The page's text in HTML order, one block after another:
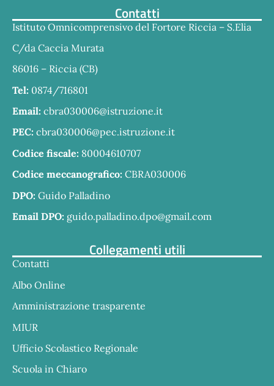
Contatti
Istituto Omnicomprensivo del Fortore Riccia – S.Elia
C/da Caccia Murata
86016 – Riccia (CB)
Tel: 0874/716801
Email: cbra030006@istruzione.it
PEC: cbra030006@pec.istruzione.it
Codice fiscale: 80004610707
Codice meccanografico: CBRA030006
DPO: Guido Palladino
Email DPO: guido.palladino.dpo@gmail.com
Collegamenti utili
Contatti
Albo Online
Amministrazione trasparente
MIUR
Ufficio Scolastico Regionale
Scuola in Chiaro